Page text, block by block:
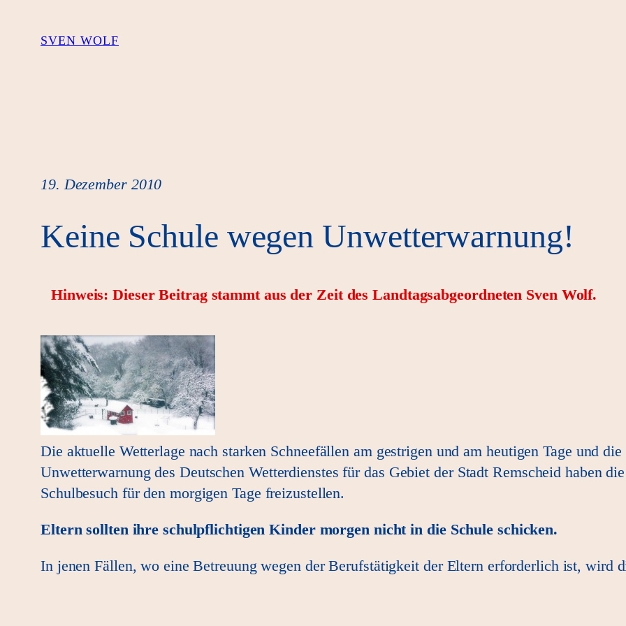
SVEN WOLF
19. Dezember 2010
Keine Schule wegen Unwetterwarnung!
Hinweis: Dieser Beitrag stammt aus der Zeit des Landtagsabgeordneten Sven Wolf.
Die aktuelle Wetterlage nach starken Schneefällen am gestrigen und am heutigen Tage und
Unwetterwarnung des Deutschen Wetterdienstes für das Gebiet der Stadt Remscheid haben
Schulbesuch für den morgigen Tage freizustellen.
Eltern sollten ihre schulpflichtigen Kinder morgen nicht in die Schule schicken.
In jenen Fällen, wo eine Betreuung wegen der Berufstätigkeit der Eltern erforderlich ist, wird